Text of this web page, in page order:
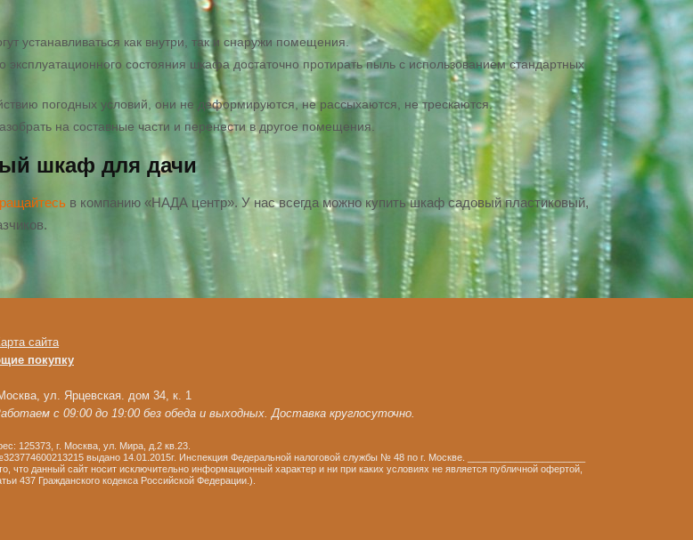
устанавливаться как внутри, так и снаружи помещения.
состояния шкафа достаточно протирать пыль с использованием стандартных
погодных условий, они не деформируются, не рассыхаются, не трескаются.
на составные части и перенести в другое помещения.
шкаф для дачи
в компанию «НАДА центр». У нас всегда можно купить шкаф садовый пластиковый,
сайта
покупку
ул. Ярцевская. дом 34, к. 1
с 09:00 до 19:00 без обеда и выходных. Доставка круглосуточно.
125373, г. Москва, ул. Мира, д.2 кв.23.
выдано 14.01.2015г. Инспекция Федеральной налоговой службы № 48 по г. Москве. ______________________
данный сайт носит исключительно информационный характер и ни при каких условиях не является публичной офертой,
437 Гражданского кодекса Российской Федерации.).